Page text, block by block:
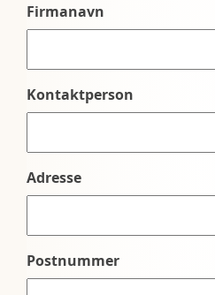
Firmanavn
Kontaktperson
Adresse
Postnummer